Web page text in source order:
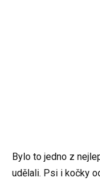
Bylo to jedno z
udělali. Psi i kočky